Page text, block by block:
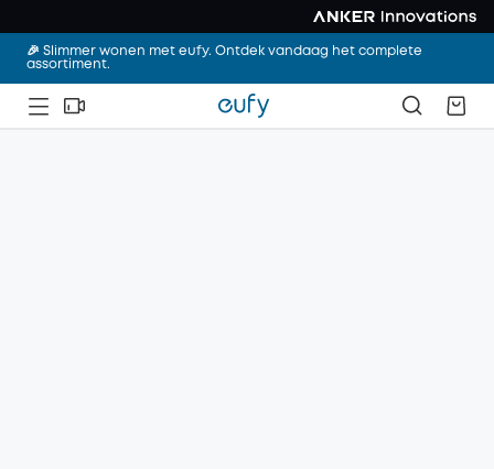
🎉 Slimmer wonen met eufy. Ontdek vandaag het complete
assortiment.